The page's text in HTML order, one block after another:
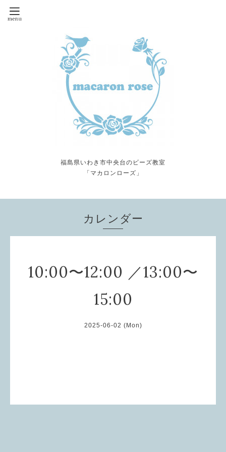
福島県いわき市中央台のビーズ教室
「マカロンローズ」
カレンダー
10:00〜12:00 ／13:00〜
15:00
2025-06-02 (Mon)